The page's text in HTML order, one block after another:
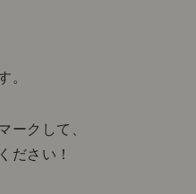
。
ークして、
ださい！